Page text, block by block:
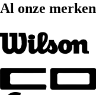
Al onze merken